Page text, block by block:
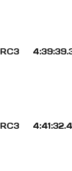
RC3
RC3 4:41:32.4